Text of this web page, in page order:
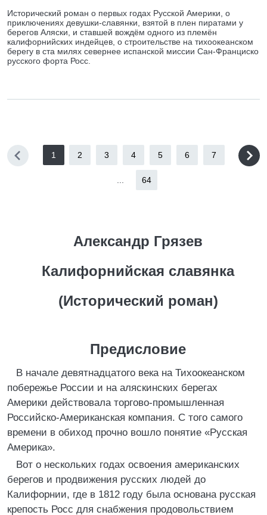
Исторический роман о первых годах Русской Америки, о
приключениях девушки-славянки, взятой в плен пиратами у
берегов Аляски, и ставшей вождём одного из племён
калифорнийских индейцев, о строительстве на тихоокеанском
берегу в ста милях севернее испанской миссии Сан-Франциско
русского форта Росс.
1 2 3 4 5 6 7
64
Александр Грязев
Калифорнийская славянка
(Исторический роман)
Предисловие
В начале девятнадцатого века на Тихоокеанском
побережье России и на аляскинских берегах
Америки действовала торгово-промышленная
Российско-Американская компания. С того самого
времени в обиход прочно вошло понятие «Русская
Америка».
Вот о нескольких годах освоения американских
берегов и продвижения русских людей до
Калифорнии, где в 1812 году была основана русская
крепость Росс для снабжения продовольствием